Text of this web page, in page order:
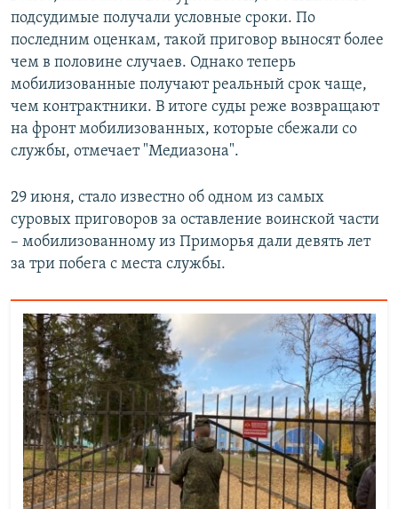
подсудимые получали условные сроки. По
последним оценкам, такой приговор выносят более
чем в половине случаев. Однако теперь
мобилизованные получают реальный срок чаще,
чем контрактники. В итоге суды реже возвращают
на фронт мобилизованных, которые сбежали со
службы, отмечает "Медиазона".
29 июня, стало известно об одном из самых
суровых приговоров за оставление воинской части
– мобилизованному из Приморья дали девять лет
за три побега с места службы.